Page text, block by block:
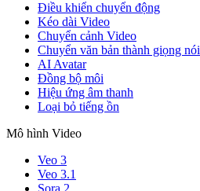
Điều khiển chuyển động
Kéo dài Video
Chuyển cảnh Video
Chuyển văn bản thành giọng nói
AI Avatar
Đồng bộ môi
Hiệu ứng âm thanh
Loại bỏ tiếng ồn
Mô hình Video
Veo 3
Veo 3.1